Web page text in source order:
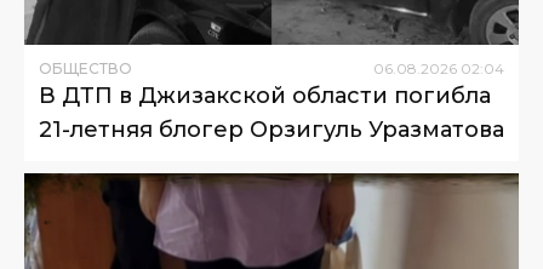
ОБЩЕСТВО 06.08.2026 02:04
В ДТП в Джизакской области погибла
21-летняя блогер Орзигуль Уразматова